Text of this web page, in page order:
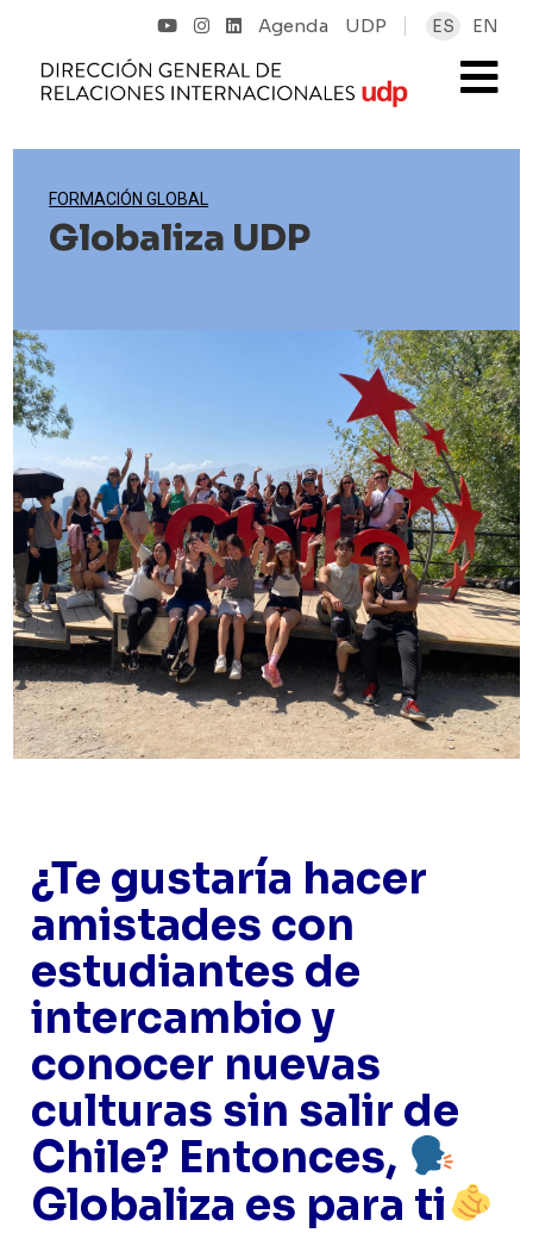
Agenda UDP ES EN
FORMACIÓN GLOBAL
Globaliza UDP
¿Te gustaría hacer
amistades con
estudiantes de
intercambio y
conocer nuevas
culturas sin salir de
Chile? Entonces,
Globaliza es para ti